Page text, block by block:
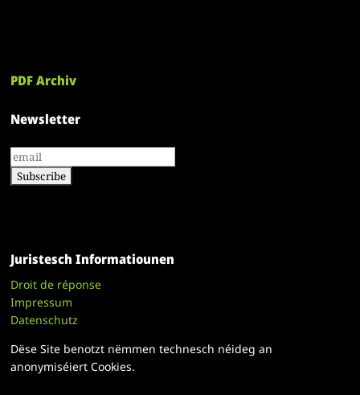
PDF Archiv
Newsletter
Juristesch Informatiounen
Droit de réponse
Impressum
Datenschutz
Dëse Site benotzt nëmmen technesch néideg an
anonymiséiert Cookies.